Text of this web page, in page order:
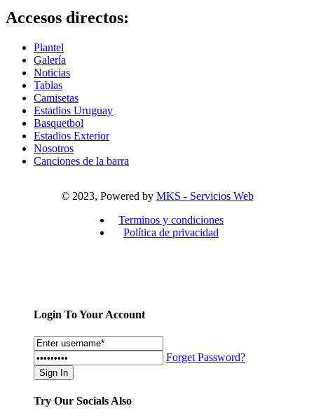
Accesos directos:
Plantel
Galería
Noticias
Tablas
Camisetas
Estadios Uruguay
Basquetbol
Estadios Exterior
Nosotros
Canciones de la barra
© 2023, Powered by MKS - Servicios Web
Terminos y condiciones
Política de privacidad
Login To Your Account
Forget Password?
Try Our Socials Also